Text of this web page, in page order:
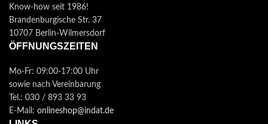
Know-how seit 1986!
Brandenburgische Str. 37
10707 Berlin-Wilmersdorf
ÖFFNUNGSZEITEN
Mo-Fr: 09:00-17:00 Uhr
sowie nach Vereinbarung
Tel.: 030 / 893 33 93
E-Mail: onlineshop@indat.de